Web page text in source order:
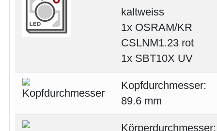
kaltweiss
1x OSRAM/KR
CSLNM1.23 rot
1x SBT10X UV
Kopfdurchmesser:
89.6 mm
Körperdurchmesser: